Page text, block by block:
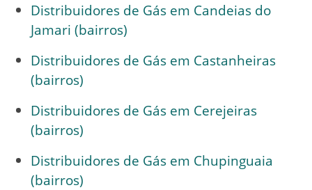
Distribuidores de Gás em Candeias do
Jamari (bairros)
Distribuidores de Gás em Castanheiras
(bairros)
Distribuidores de Gás em Cerejeiras
(bairros)
Distribuidores de Gás em Chupinguaia
(bairros)